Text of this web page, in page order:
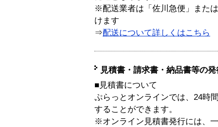
※配送業者は「佐川急便」また
けます
⇒配送について詳しくはこちら
見積書・請求書・納品書等の
■見積書について
ぷらっとオンラインでは、24時
することができます。
※オンライン見積書発行には、